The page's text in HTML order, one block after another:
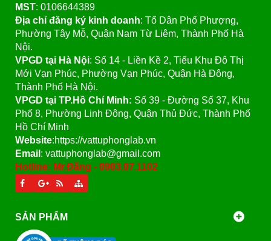
MST: 0106644389
Địa chỉ đăng ký kinh doanh: Tổ Dân Phố Phượng,
Phường Tây Mỗ, Quận Nam Từ Liêm, Thành Phố Hà
Nội.
VPGD tại Hà Nội: Số 14 - Liền Kề 2, Tiểu Khu Đô Thị
Mới Vạn Phúc, Phường Vạn Phúc, Quận Hà Đông,
Thành Phố Hà Nội.
VPGD tại TP.Hồ Chí Minh: Số 39 - Đường Số 37, Khu
Phố 8, Phường Linh Đông, Quận Thủ Đức, Thành Phố
Hồ Chí Minh
Website:https://vattuphonglab.vn
Email : vattuphonglab@gmail.com
Hotline: Mr.Đăng - 0903.07.1102
SẢN PHẨM